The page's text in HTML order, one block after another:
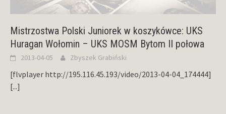
Mistrzostwa Polski Juniorek w koszykówce: UKS
Huragan Wołomin – UKS MOSM Bytom II połowa
2013-04-05 Zbyszek Grabiński
[flvplayer http://195.116.45.193/video/2013-04-04_174444]
[...]